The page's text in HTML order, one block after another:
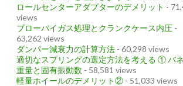
ロールセンターアダプターのデメリット -
views
ブローバイガス処理とクランクケース内圧 -
63,262 views
ダンパー減衰力の計算方法 - 60,298 views
適切なスプリングの選定方法を考える ① バ
重量と固有振動数 - 58,581 views
軽量ホイールのデメリット② - 51,033 views